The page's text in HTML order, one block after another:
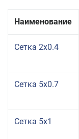
Наименование
Сетка 2x0.4
Сетка 5x0.7
Сетка 5x1